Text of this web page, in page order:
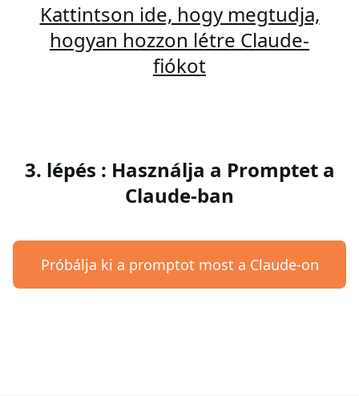
Kattintson ide, hogy megtudja,
hogyan hozzon létre Claude-
fiókot
3. lépés : Használja a Promptet a
Claude-ban
Próbálja ki a promptot most a Claude-on